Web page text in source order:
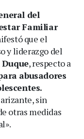
del
Familiar
que el
y liderazgo del
, respecto a
abusadores
sin
otras medidas